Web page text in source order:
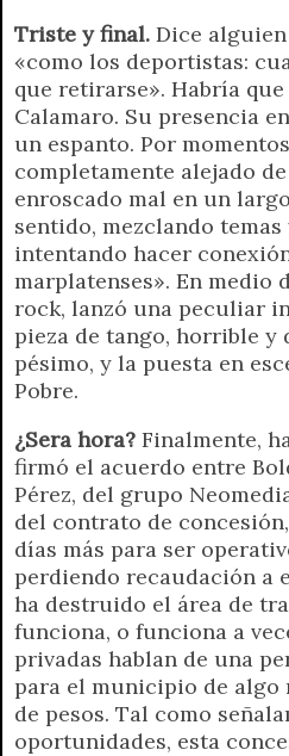
Triste y final. Dice
«como los deportistas:
que retirarse». Habría
Calamaro. Su presencia
un espanto. Por
completamente alejado
enroscado mal en un
sentido, mezclando temas
intentando hacer
marplatenses». En medio
rock, lanzó una peculiar
pieza de tango, horrible y
pésimo, y la puesta en
Pobre.
¿Sera hora? Finalmente,
firmó el acuerdo entre
Pérez, del grupo
del contrato de
días más para ser
perdiendo recaudación a
ha destruido el área de
funciona, o funciona a
privadas hablan de una
para el municipio de algo
de pesos. Tal como
oportunidades, esta